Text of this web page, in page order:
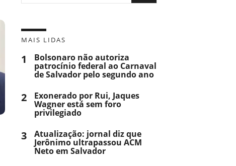
MAIS LIDAS
1 Bolsonaro não autoriza
patrocínio federal ao Carnaval
de Salvador pelo segundo ano
2 Exonerado por Rui, Jaques
Wagner está sem foro
privilegiado
3 Atualização: jornal diz que
Jerônimo ultrapassou ACM
Neto em Salvador